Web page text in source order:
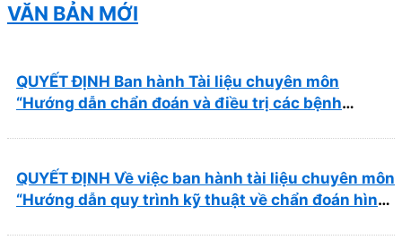
VĂN BẢN MỚI
QUYẾT ĐỊNH Ban hành Tài liệu chuyên môn
“Hướng dẫn chẩn đoán và điều trị các bệnh
QUYẾT ĐỊNH Về việc ban hành tài liệu chuyên môn
“Hướng dẫn quy trình kỹ thuật về chẩn đoán hình